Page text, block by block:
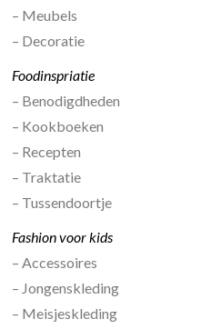
– Meubels
– Decoratie
Foodinspriatie
– Benodigdheden
– Kookboeken
– Recepten
– Traktatie
– Tussendoortje
Fashion voor kids
– Accessoires
– Jongenskleding
– Meisjeskleding